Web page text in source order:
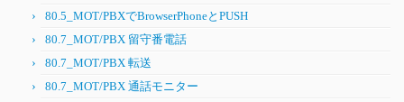
80.5_MOT/PBXでBrowserPhoneとPUSH
80.7_MOT/PBX 留守番電話
80.7_MOT/PBX 転送
80.7_MOT/PBX 通話モニター